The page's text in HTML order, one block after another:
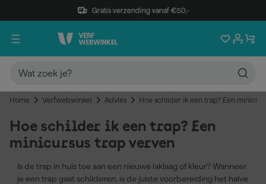
Gratis verzending vanaf €50,-
Home Verfwebwinkel Advies Hoe schilder ik een trap? Een
Hoe schilder ik een trap? Een
minicursus trap verven
Is de trap in huis toe aan een nieuwe laklaag of kleur? Wanneer
je een trap gaat schilderen, is de juiste voorbereiding het halve